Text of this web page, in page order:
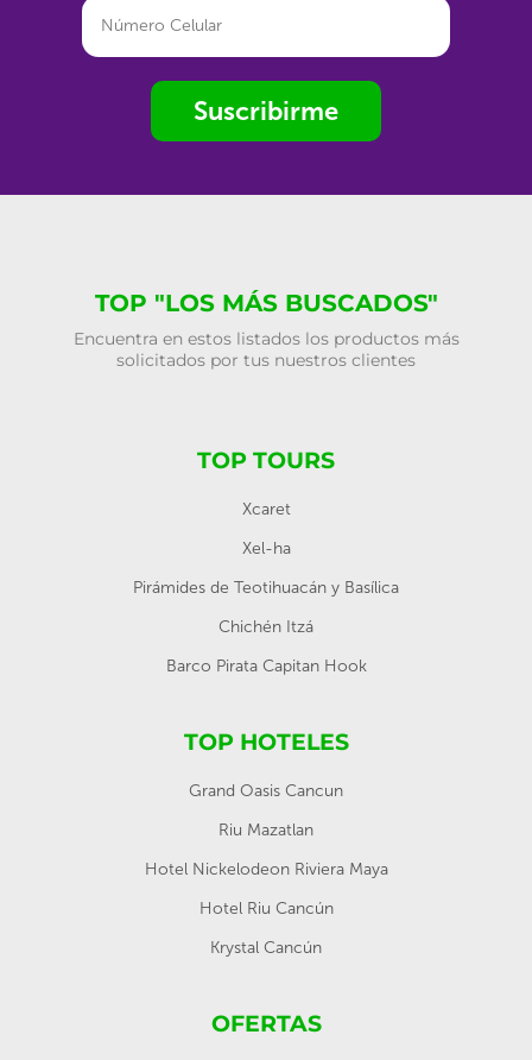
Suscribirme
TOP "LOS MÁS BUSCADOS"
Encuentra en estos listados los productos más
solicitados por tus nuestros clientes
TOP TOURS
Xcaret
Xel-ha
Pirámides de Teotihuacán y Basílica
Chichén Itzá
Barco Pirata Capitan Hook
TOP HOTELES
Grand Oasis Cancun
Riu Mazatlan
Hotel Nickelodeon Riviera Maya
Hotel Riu Cancún
Krystal Cancún
OFERTAS